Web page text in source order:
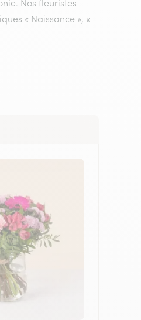
Nos fleuristes
« Naissance », «